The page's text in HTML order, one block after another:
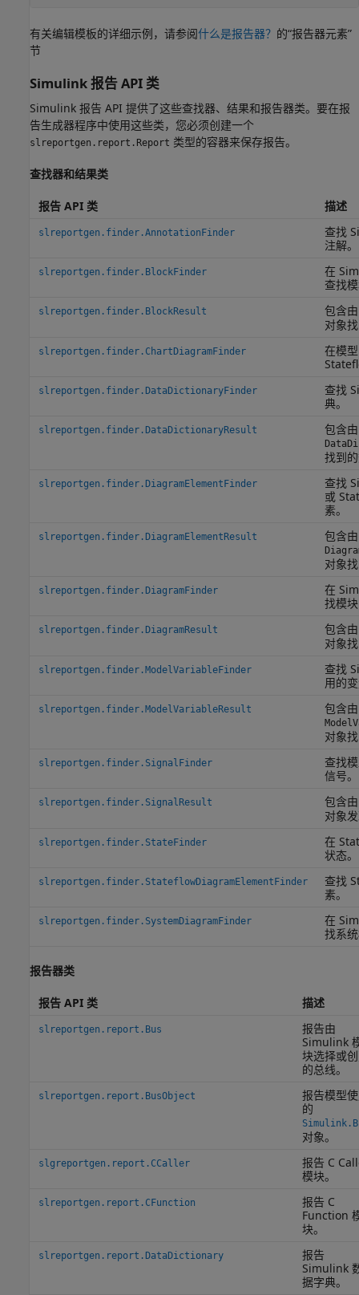
有关编辑模板的详细示例，请参阅什么是报告器？ 的“报告器元素”
节
Simulink报告 API 类
Simulink 报告 API 提供了这些查找器、结果和报告器类。要在报
告生成器程序中使用这些类，您必须创建一个
slreportgen.report.Report 类型的容器来保存报告。
查找器和结果类
报告 API 类 描述
slreportgen.finder.AnnotationFinder
查找
注解。
slreportgen.finder.BlockFinder
在
查找
slreportgen.finder.BlockResult
包含
对象
slreportgen.finder.ChartDiagramFinder
在模
slreportgen.finder.DataDictionaryFinder
查找
典。
slreportgen.finder.DataDictionaryResult 包含由
找到
slreportgen.finder.DiagramElementFinder
查找
或
素。
slreportgen.finder.DiagramElementResult 包含由
对象
slreportgen.finder.DiagramFinder
在
找模
slreportgen.finder.DiagramResult
包含
对象
slreportgen.finder.ModelVariableFinder
查找
用的
slreportgen.finder.ModelVariableResult 包含由
对象
slreportgen.finder.SignalFinder
查找
信号。
slreportgen.finder.SignalResult
包含
对象
slreportgen.finder.StateFinder
在
状态。
slreportgen.finder.StateflowDiagramElementFinder
查找
素。
slreportgen.finder.SystemDiagramFinder
在
找系
报告器类
报告 API 类 描述
slreportgen.report.Bus
报告由
Simulink
块选择或
的总线。
slreportgen.report.BusObject
报告模型
的
对象。
slgreportgen.report.CCaller 报告 C
模块。
slreportgen.report.CFunction 报告 C
Function
块。
slreportgen.report.DataDictionary
报告
Simulink
据字典。